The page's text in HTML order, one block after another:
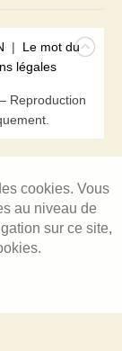
| Le mot du
légales
Reproduction
cookies. Vous
au niveau de
sur ce site,